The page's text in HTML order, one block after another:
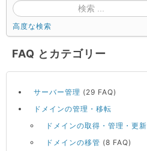
高度な検索
FAQ とカテゴリー
サーバー管理 (29 FAQ)
ドメインの管理・移転
ドメインの取得・管理・更新
ドメインの移管 (8 FAQ)